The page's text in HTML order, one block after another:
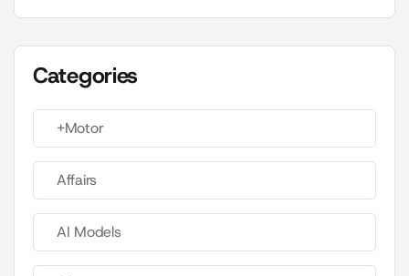
Categories
+Motor
Affairs
AI Models